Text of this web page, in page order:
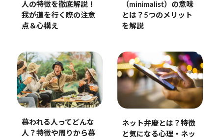
人の特徴を徹底解説！
我が道を行く際の注意
点＆心構え
（minimalist）の意味
とは？5つのメリット
を解説
慕われる人ってどんな
人？特徴や周りから慕
ネット弁慶とは？特徴
と気になる心理・ネッ